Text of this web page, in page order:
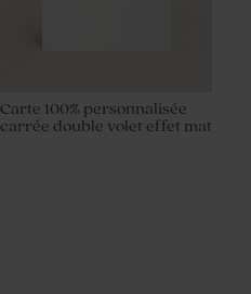
Carte 100% personnalisée
carrée double volet effet mat